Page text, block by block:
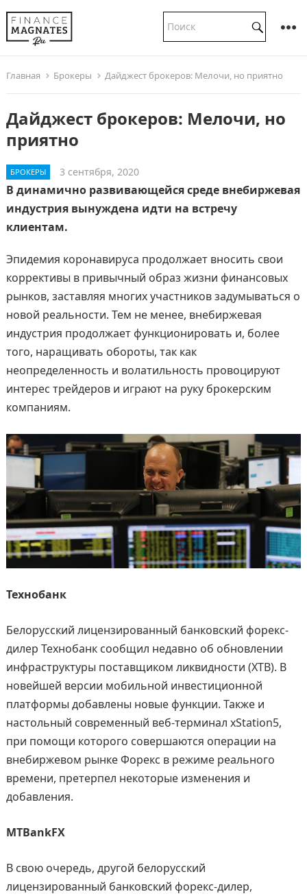
Главная Брокеры Дайджест брокеров: Мелочи, но приятно
Дайджест брокеров: Мелочи, но
приятно
БРОКЕРЫ 3 сентября, 2020
В динамично развивающейся среде внебиржевая
индустрия вынуждена идти на встречу
клиентам.
Эпидемия коронавируса продолжает вносить свои
коррективы в привычный образ жизни финансовых
рынков, заставляя многих участников задумываться о
новой реальности. Тем не менее, внебиржевая
индустрия продолжает функционировать и, более
того, наращивать обороты, так как
неопределенность и волатильность провоцируют
интерес трейдеров и играют на руку брокерским
компаниям.
Технобанк
Белорусский лицензированный банковский форекс-
дилер Технобанк сообщил недавно об обновлении
инфраструктуры поставщиком ликвидности (XTB). В
новейшей версии мобильной инвестиционной
платформы добавлены новые функции. Также и
настольный современный веб-терминал xStation5,
при помощи которого совершаются операции на
внебиржевом рынке Форекс в режиме реального
времени, претерпел некоторые изменения и
добавления.
MTBankFX
В свою очередь, другой белорусский
лицензированный банковский форекс-дилер,